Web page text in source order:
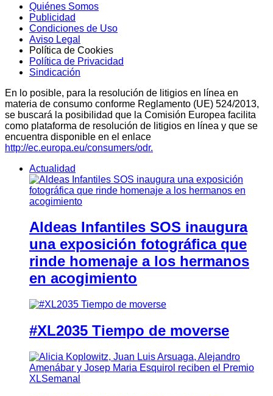
Quiénes Somos
Publicidad
Condiciones de Uso
Aviso Legal
Política de Cookies
Política de Privacidad
Sindicación
En lo posible, para la resolución de litigios en línea en
materia de consumo conforme Reglamento (UE) 524/2013,
se buscará la posibilidad que la Comisión Europea facilita
como plataforma de resolución de litigios en línea y que se
encuentra disponible en el enlace
http://ec.europa.eu/consumers/odr.
Actualidad
Aldeas Infantiles SOS inaugura
una exposición fotográfica que
rinde homenaje a los hermanos
en acogimiento
#XL2035 Tiempo de moverse